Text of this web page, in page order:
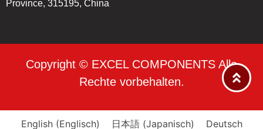
Province, 315195, China
Copyright © EXCEL COMPONENTS Alle
Rechte vorbehalten.
English(Englisch) 日本語(Japanisch) Deutsch